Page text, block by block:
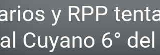
y RPP
Cuyano 6°